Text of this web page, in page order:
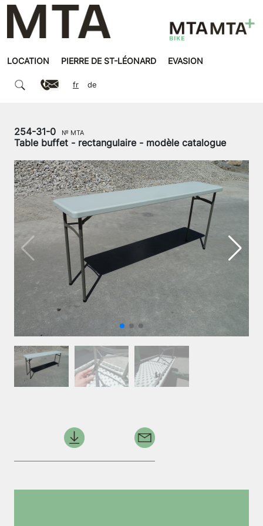
LOCATION PIERRE DE ST-LÉONARD EVASION
fr de
254-31-0 № MTA
Table buffet - rectangulaire - modèle catalogue